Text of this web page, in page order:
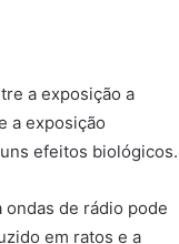
a exposição a
a exposição
efeitos biológicos.
ondas de rádio pode
em ratos e a